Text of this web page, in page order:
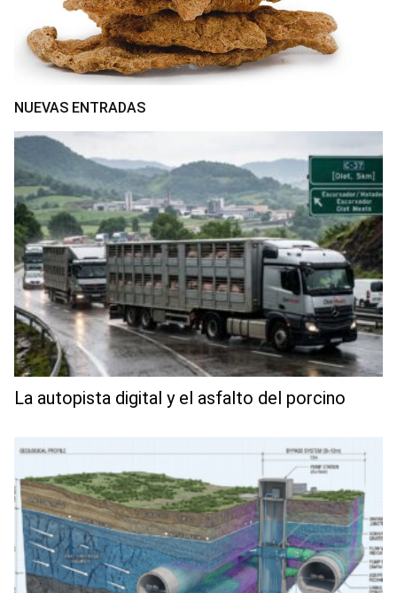
NUEVAS ENTRADAS
La autopista digital y el asfalto del porcino